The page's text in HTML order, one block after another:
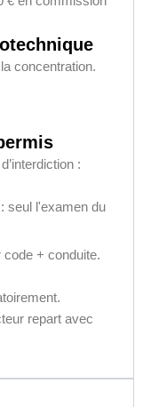
concentration.
:
seul l'examen du
code + conduite.
repart avec